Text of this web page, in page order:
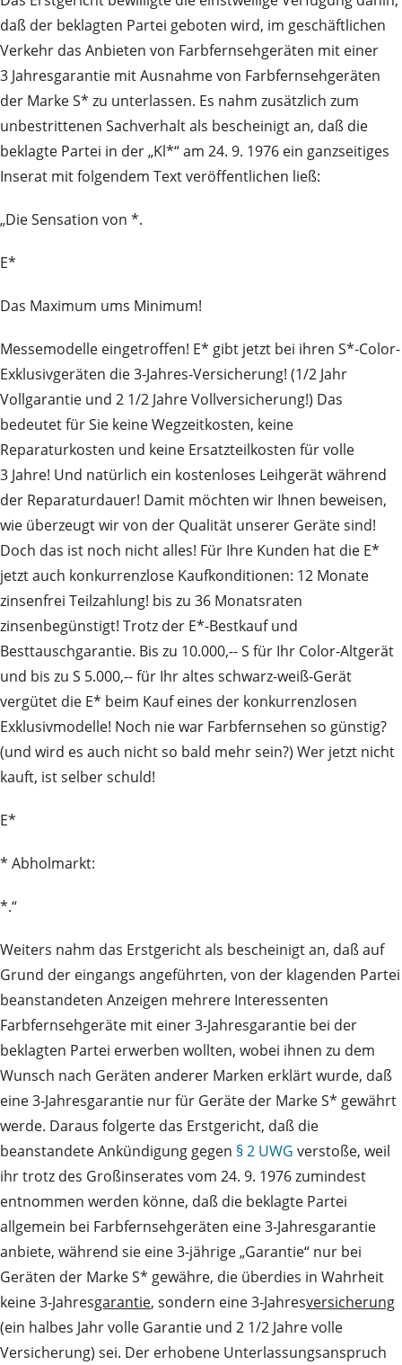
daß der beklagten Partei geboten wird, im geschäftlichen
Verkehr das Anbieten von Farbfernsehgeräten mit einer
3 Jahresgarantie mit Ausnahme von Farbfernsehgeräten
der Marke S* zu unterlassen. Es nahm zusätzlich zum
unbestrittenen Sachverhalt als bescheinigt an, daß die
beklagte Partei in der „Kl*“ am 24. 9. 1976 ein ganzseitiges
Inserat mit folgendem Text veröffentlichen ließ:
„Die Sensation von *.
E*
Das Maximum ums Minimum!
Messemodelle eingetroffen! E* gibt jetzt bei ihren S*-Color-
Exklusivgeräten die 3‑Jahres‑Versicherung! (1/2 Jahr
Vollgarantie und 2 1/2 Jahre Vollversicherung!) Das
bedeutet für Sie keine Wegzeitkosten, keine
Reparaturkosten und keine Ersatzteilkosten für volle
3 Jahre! Und natürlich ein kostenloses Leihgerät während
der Reparaturdauer! Damit möchten wir Ihnen beweisen,
wie überzeugt wir von der Qualität unserer Geräte sind!
Doch das ist noch nicht alles! Für Ihre Kunden hat die E*
jetzt auch konkurrenzlose Kaufkonditionen: 12 Monate
zinsenfrei Teilzahlung! bis zu 36 Monatsraten
zinsenbegünstigt! Trotz der E*-Bestkauf und
Besttauschgarantie. Bis zu 10.000,-- S für Ihr Color-Altgerät
und bis zu S 5.000,-- für Ihr altes schwarz-weiß-Gerät
vergütet die E* beim Kauf eines der konkurrenzlosen
Exklusivmodelle! Noch nie war Farbfernsehen so günstig?
(und wird es auch nicht so bald mehr sein?) Wer jetzt nicht
kauft, ist selber schuld!
E*
* Abholmarkt:
*.“
Weiters nahm das Erstgericht als bescheinigt an, daß auf
Grund der eingangs angeführten, von der klagenden Partei
beanstandeten Anzeigen mehrere Interessenten
Farbfernsehgeräte mit einer 3‑Jahresgarantie bei der
beklagten Partei erwerben wollten, wobei ihnen zu dem
Wunsch nach Geräten anderer Marken erklärt wurde, daß
eine 3‑Jahresgarantie nur für Geräte der Marke S* gewährt
werde. Daraus folgerte das Erstgericht, daß die
beanstandete Ankündigung gegen § 2 UWG verstoße, weil
ihr trotz des Großinserates vom 24. 9. 1976 zumindest
entnommen werden könne, daß die beklagte Partei
allgemein bei Farbfernsehgeräten eine 3‑Jahresgarantie
anbiete, während sie eine 3‑jährige „Garantie“ nur bei
Geräten der Marke S* gewähre, die überdies in Wahrheit
keine 3‑Jahresgarantie, sondern eine 3‑Jahresversicherung
(ein halbes Jahr volle Garantie und 2 1/2 Jahre volle
Versicherung) sei. Der erhobene Unterlassungsanspruch